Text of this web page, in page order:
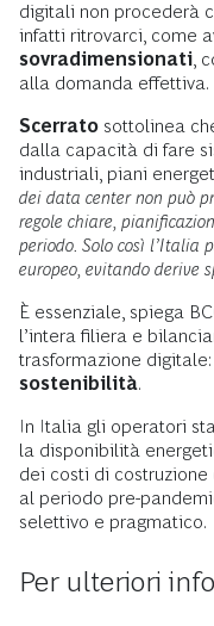
digitali non procederà
infatti ritrovarci, come
sovradimensionati ,
alla domanda effettiva.
Scerrato sottolinea
dalla capacità di fare
industriali, piani
dei data center non può
regole chiare,
periodo. Solo così l’Italia
europeo, evitando derive
È essenziale, spiega
l’intera filiera e
trasformazione digitale:
sostenibilità.
In Italia gli operatori
la disponibilità
dei costi di costruzione
al periodo pre-
selettivo e pragmatico.
Per ulteriori